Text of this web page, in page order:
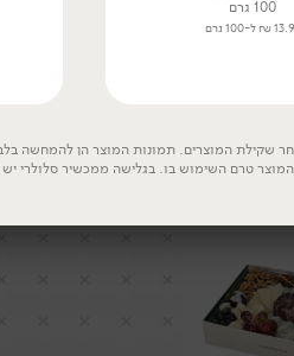
משולש גאודה
100 גרם
₪ ל-100 גרם
שקילת המוצרים. תמונות המוצר הן להמחשה
המוצר טרם השימוש בו. בגלישה ממכשיר סלולרי